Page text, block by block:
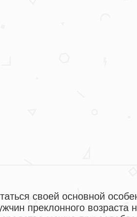
своей основной
преклонного возраста